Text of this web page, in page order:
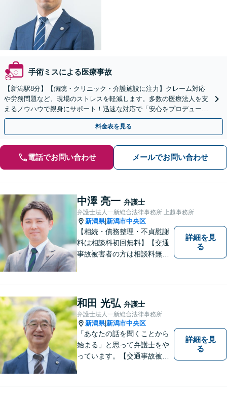
手術ミスによる医療事故
【新潟駅8分】【病院・クリニック・介護施設に注力】クレーム対応
や労務問題など、現場のストレスを軽減します。多数の医療法人を支
えるノウハウで親身にサポート！迅速な対応で「安心をプロデュー
ス」するパートナーとして活躍します！【顧問先80社以上】
料金表を見る
電話でお問い合わせ メールでお問い合わせ
中澤 亮一 弁護士
弁護士法人一新総合法律事務所 上越事務所
新潟県|新潟市中央区
【相続・債務整理・不貞慰謝
料は相談料初回無料】【交通
事故被害者の方は相談料無料
ただける弁護士になりたいと
思っています。
詳細を見
る
和田 光弘 弁護士
弁護士法人一新総合法律事務所
新潟県|新潟市中央区
「あなたの話を聞くことから
始まる」と思って弁護士をや
っています。【交通事故被害
く）】【相続・債務整理・労
詳細を見
る